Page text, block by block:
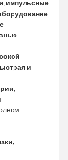
импульсные
и